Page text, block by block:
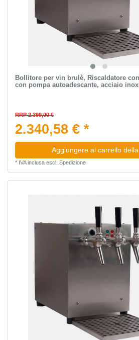
Bollitore per vin brulè, Riscaldatore
con pompa autoadescante, acciaio
RRP 2.399,00 €
2.340,58 € *
Aggiungere al carrello
* IVA inclusaescl. Spedizione